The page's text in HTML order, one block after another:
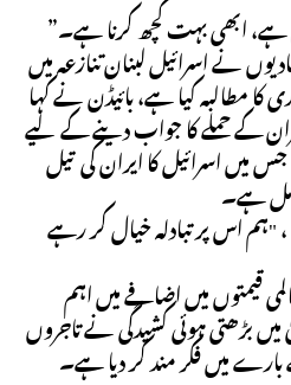
ہے، ابھی بہت کچھ کرنا ہے۔”
نے اسرائیل لبنان تنازعہ میں
جنگ بندی کا مطالبہ کیا ہے، بائیڈن نے کہا
کے حملے کا جواب دینے کے لیے
میں اسرائیل کا ایران کی تیل
ہے۔
، "ہم اس پر تبادلہ خیال کر رہے
قیمتوں میں اضافے میں اہم
بڑھتی ہوئی کشیدگی نے تاجروں
بارے میں فکر مند کر دیا ہے۔